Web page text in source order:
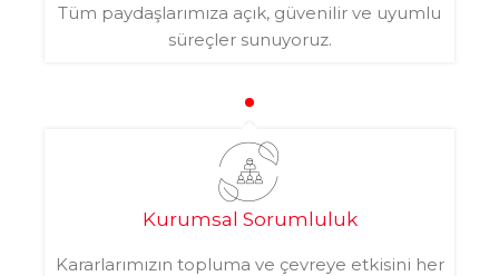
Tüm paydaşlarımıza açık, güvenilir ve uyumlu
süreçler sunuyoruz.
Kurumsal Sorumluluk
Kararlarımızın topluma ve çevreye etkisini her